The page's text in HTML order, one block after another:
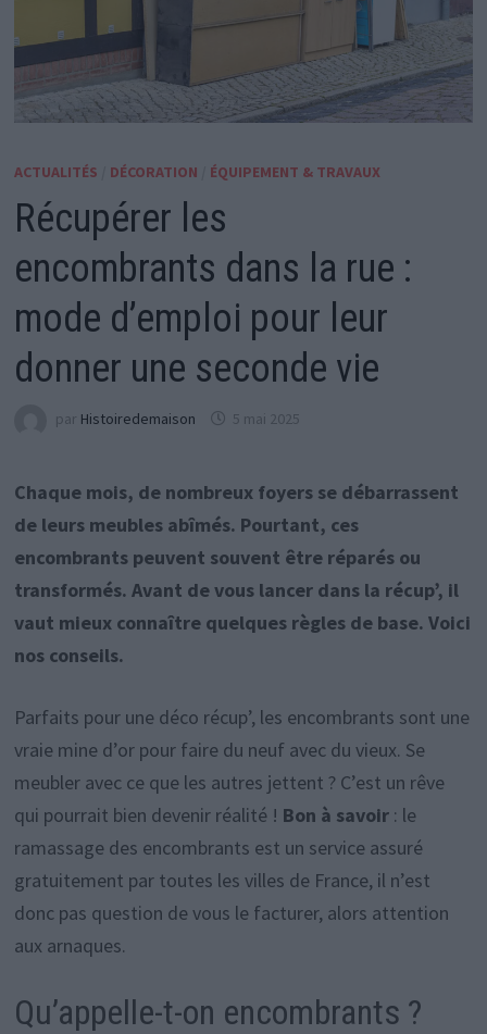
ACTUALITÉS DÉCORATION ÉQUIPEMENT & TRAVAUX
Récupérer les
encombrants dans la rue :
mode d’emploi pour leur
donner une seconde vie
par Histoiredemaison 5 mai 2025
Chaque mois, de nombreux foyers se débarrassent
de leurs meubles abîmés. Pourtant, ces
encombrants peuvent souvent être réparés ou
transformés. Avant de vous lancer dans la récup’, il
vaut mieux connaître quelques règles de base. Voici
nos conseils.
Parfaits pour une déco récup’, les encombrants sont une
vraie mine d’or pour faire du neuf avec du vieux. Se
meubler avec ce que les autres jettent ? C’est un rêve
qui pourrait bien devenir réalité ! Bon à savoir: le
ramassage des encombrants est un service assuré
gratuitement par toutes les villes de France, il n’est
donc pas question de vous le facturer, alors attention
aux arnaques.
Qu’appelle-t-on encombrants ?